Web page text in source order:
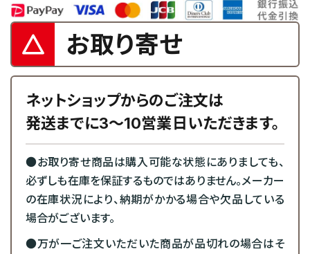
お取り寄せ
ネットショップからのご注文は
発送までに3～10営業日いただきます。
●お取り寄せ商品は購入可能な状態にありましても、
必ずしも在庫を保証するものではありません。メーカー
の在庫状況により、納期がかかる場合や欠品している
場合がございます。
●万が一ご注文いただいた商品が品切れの場合はそ